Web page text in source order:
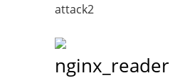
attack2
nginx_reader